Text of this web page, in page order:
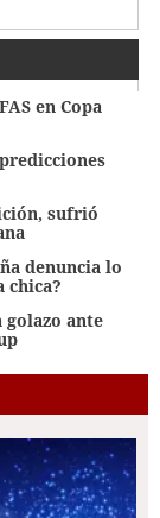
en Copa
sufrió
denuncia lo
chica?
golazo ante